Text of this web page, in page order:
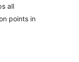
all
points in